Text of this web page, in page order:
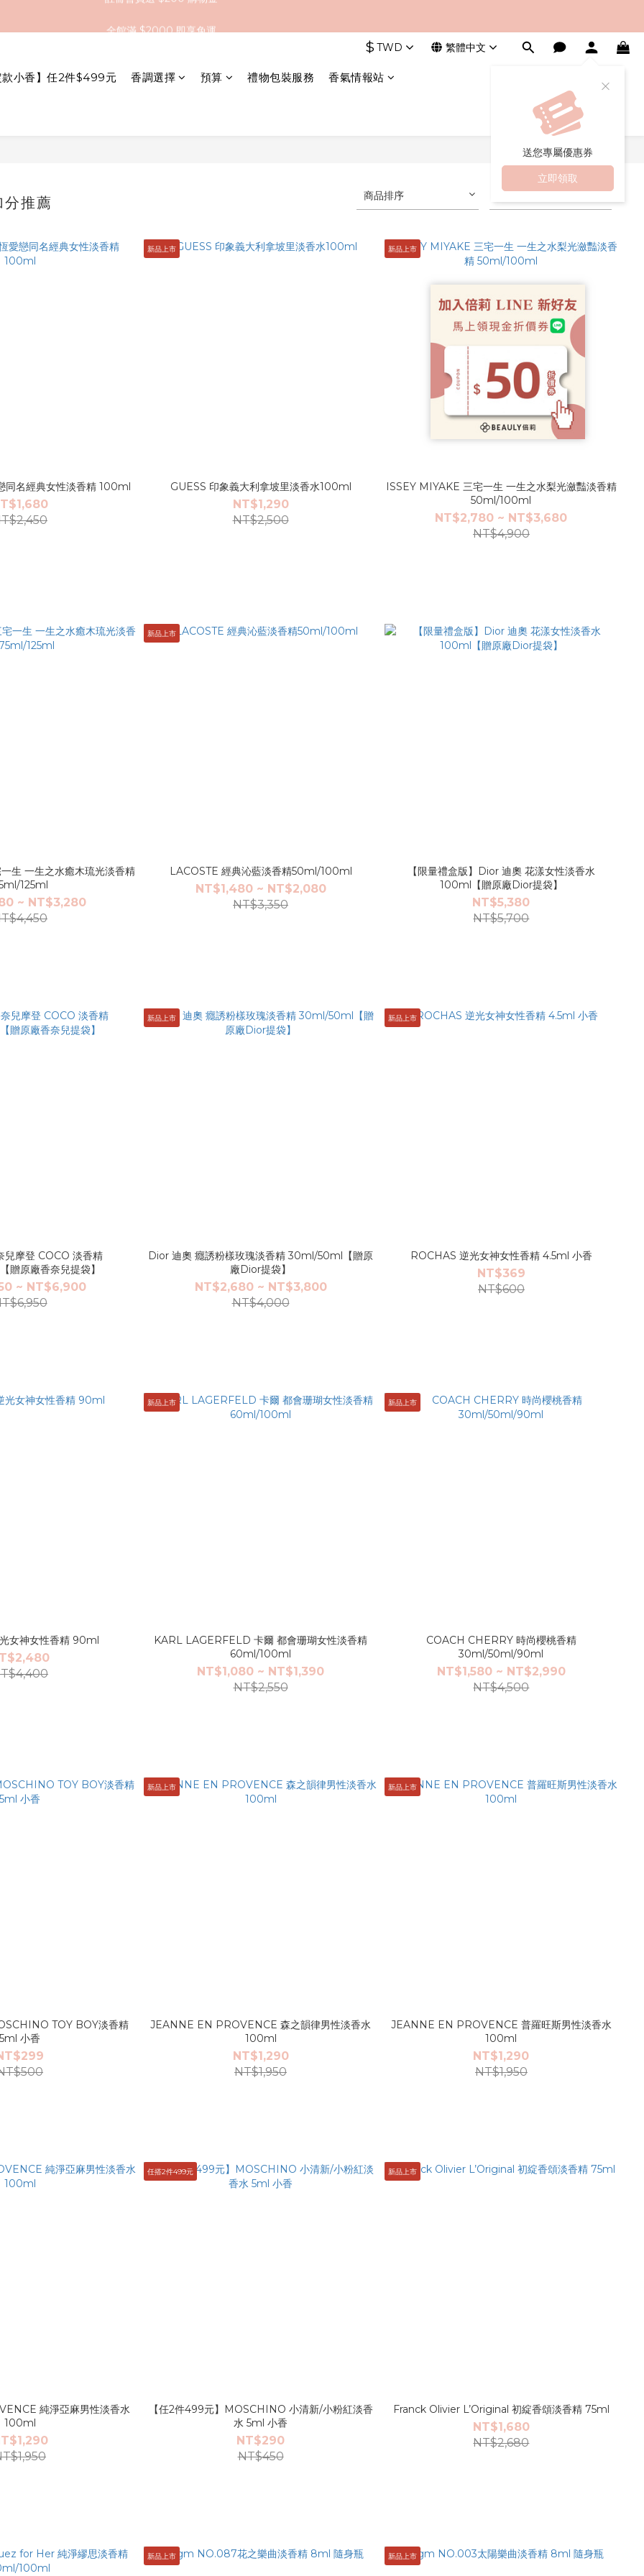
全館滿 $2000 即享免運
$ TWD 繁體中文
送您專屬優惠券
立即領取
款小香】任2件$499元 香調選擇 預算 禮物包裝服務 香氣情報站
推薦 商品排序 每頁顯示 24 個
同名經典女性淡香精 100ml
新品上市
GUESS 印象義大利拿坡里淡香水100ml
NT$1,290
NT$2,500
新品上市
ISSEY MIYAKE 三宅一生 一生之水梨光瀲豔淡香精
50ml/100ml
NT$2,780 ~ NT$3,680
NT$4,900
生 一生之水癒木琉光淡香精
125ml
~ NT$3,280
新品上市
LACOSTE 經典沁藍淡香精50ml/100ml
NT$1,480 ~ NT$2,080
NT$3,350
【限量禮盒版】Dior 迪奧 花漾女性淡香水
100ml【贈原廠Dior提袋】
NT$5,380
NT$5,700
摩登 COCO 淡香精
原廠香奈兒提袋】
~ NT$6,900
新品上市
Dior 迪奧 癮誘粉樣玫瑰淡香精 30ml/50ml【贈原
廠Dior提袋】
NT$2,680 ~ NT$3,800
NT$4,000
新品上市
ROCHAS 逆光女神女性香精 4.5ml 小香
NT$369
NT$600
女神女性香精 90ml
新品上市
KARL LAGERFELD 卡爾 都會珊瑚女性淡香精
60ml/100ml
NT$1,080 ~ NT$1,390
NT$2,550
新品上市
COACH CHERRY 時尚櫻桃香精
30ml/50ml/90ml
NT$1,580 ~ NT$2,990
NT$4,500
TOY BOY淡香精
5ml 小香
新品上市
JEANNE EN PROVENCE 森之韻律男性淡香水
100ml
NT$1,290
NT$1,950
新品上市
JEANNE EN PROVENCE 普羅旺斯男性淡香水
100ml
NT$1,290
NT$1,950
純淨亞麻男性淡香水
100ml
任搭2件499元
【任2件499元】MOSCHINO 小清新/小粉紅淡香
水 5ml 小香
NT$290
NT$450
新品上市
Franck Olivier L’Original 初綻香頌淡香精 75ml
NT$1,680
NT$2,680
新品上市 新品上市